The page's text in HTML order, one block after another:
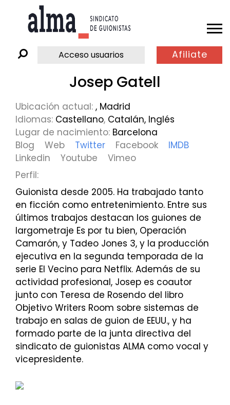
Acceso usuarios Afiliate
Josep Gatell
Ubicación actual: , Madrid
Idiomas: Castellano, Catalán, Inglés
Lugar de nacimiento: Barcelona
Blog
Web Twitter Facebook
IMDB
Linkedin
Youtube
Vimeo
Perfil:
Guionista desde 2005. Ha trabajado tanto
en ficción como entretenimiento. Entre sus
últimos trabajos destacan los guiones de
largometraje Es por tu bien, Operación
Camarón, y Tadeo Jones 3, y la producción
ejecutiva en la segunda temporada de la
serie El Vecino para Netflix. Además de su
actividad profesional, Josep es coautor
junto con Teresa de Rosendo del libro
Objetivo Writers Room sobre sistemas de
trabajo en salas de guion de EEUU., y ha
formado parte de la junta directiva del
sindicato de guionistas ALMA como vocal y
vicepresidente.